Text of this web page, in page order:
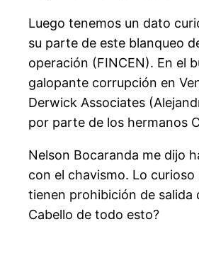
Luego tenemos un dato
su parte de este blanqueo
operación (FINCEN). En el
galopante corrupción en
Derwick Associates
por parte de los hermanos
Nelson Bocaranda me dijo
con el chavismo. Lo
tienen prohibición de salida
Cabello de todo esto?